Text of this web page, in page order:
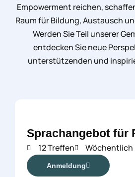
Empowerment reichen,
Raum für Bildung, Austausch
Werden Sie Teil unserer
entdecken Sie neue
unterstützenden und
Sprachangebot für
12 Treffen Wöchentlich
Anmeldung